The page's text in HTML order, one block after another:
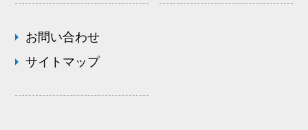
お問い合わせ
サイトマップ